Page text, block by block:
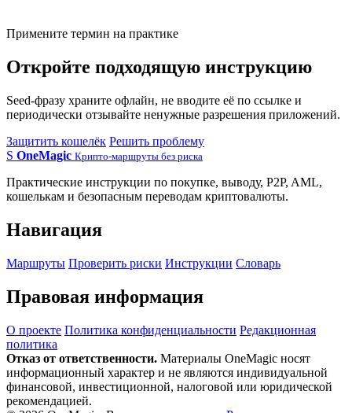
Примените термин на практике
Откройте подходящую инструкцию
Seed-фразу храните офлайн, не вводите её по ссылке и
периодически отзывайте ненужные разрешения приложений.
Защитить кошелёк Решить проблему
S OneMagic Крипто-маршруты без риска
Практические инструкции по покупке, выводу, P2P, AML,
кошелькам и безопасным переводам криптовалюты.
Навигация
Маршруты Проверить риски Инструкции Словарь
Правовая информация
О проекте Политика конфиденциальности Редакционная
политика
Отказ от ответственности. Материалы OneMagic носят
информационный характер и не являются индивидуальной
финансовой, инвестиционной, налоговой или юридической
рекомендацией.